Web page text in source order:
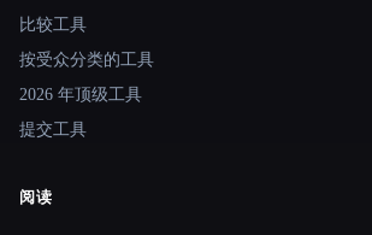
比较工具
按受众分类的工具
2026 年顶级工具
提交工具
阅读